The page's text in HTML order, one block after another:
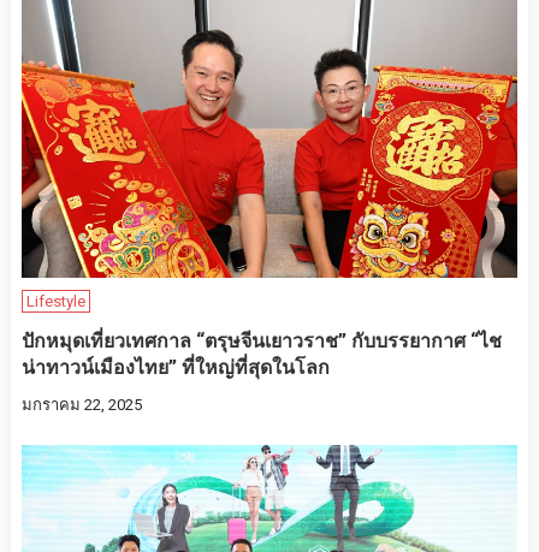
Lifestyle
ปักหมุดเที่ยวเทศกาล “ตรุษจีนเยาวราช” กับบรรยากาศ “ไช
น่าทาวน์เมืองไทย” ที่ใหญ่ที่สุดในโลก
มกราคม 22, 2025